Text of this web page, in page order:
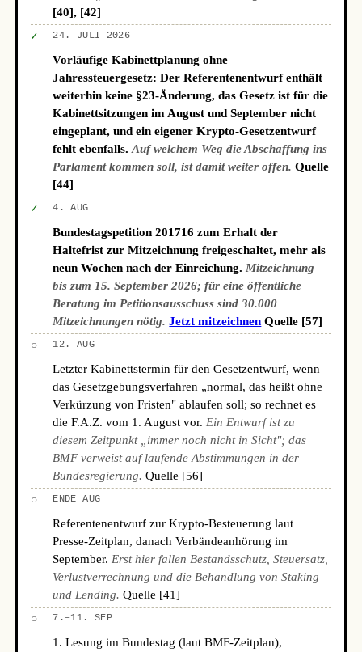
[40], [42]
✓ 24. JULI 2026
Vorläufige Kabinettplanung ohne
Jahressteuergesetz: Der Referentenentwurf enthält
weiterhin keine §23-Änderung, das Gesetz ist für die
Kabinettsitzungen im August und September nicht
eingeplant, und ein eigener Krypto-Gesetzentwurf
fehlt ebenfalls.Auf welchem Weg die Abschaffung ins
Parlament kommen soll, ist damit weiter offen. Quelle
[44]
✓ 4. AUG
Bundestagspetition 201716 zum Erhalt der
Haltefrist zur Mitzeichnung freigeschaltet, mehr als
neun Wochen nach der Einreichung. Mitzeichnung
bis zum 15. September 2026; für eine öffentliche
Beratung im Petitionsausschuss sind 30.000
Mitzeichnungen nötig. Jetzt mitzeichnen Quelle [57]
○ 12. AUG
Letzter Kabinettstermin für den Gesetzentwurf, wenn
das Gesetzgebungsverfahren „normal, das heißt ohne
Verkürzung von Fristen" ablaufen soll; so rechnet es
die F.A.Z. vom 1. August vor. Ein Entwurf ist zu
diesem Zeitpunkt „immer noch nicht in Sicht"; das
BMF verweist auf laufende Abstimmungen in der
Bundesregierung. Quelle [56]
○ ENDE AUG
Referentenentwurf zur Krypto-Besteuerung laut
Presse-Zeitplan, danach Verbändeanhörung im
September. Erst hier fallen Bestandsschutz, Steuersatz,
Verlustverrechnung und die Behandlung von Staking
und Lending. Quelle [41]
○ 7.–11. SEP
1. Lesung im Bundestag (laut BMF-Zeitplan),